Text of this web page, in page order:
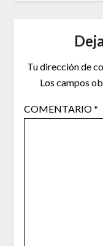
Tu dirección de
Los campos
COMENTARIO*